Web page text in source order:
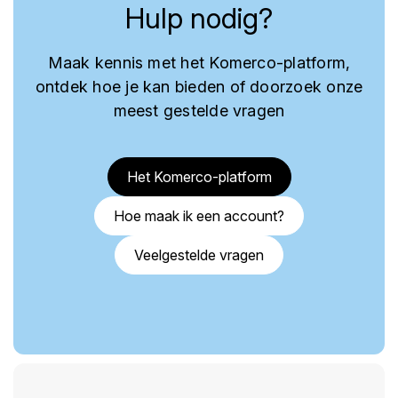
Hulp nodig?
Maak kennis met het Komerco-platform,
ontdek hoe je kan bieden of doorzoek onze
meest gestelde vragen
Het Komerco-platform
Hoe maak ik een account?
Veelgestelde vragen